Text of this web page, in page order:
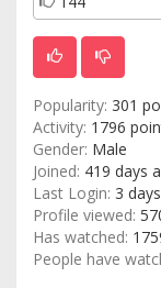
Popularity: 301
Activity: 1796
Gender: Male
Joined: 419 days
Last Login: 3
Profile viewed:
Has watched:
People have